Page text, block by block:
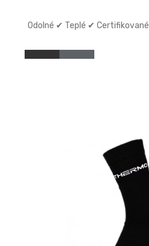
Odolné ✔ Teplé ✔ Certifikované